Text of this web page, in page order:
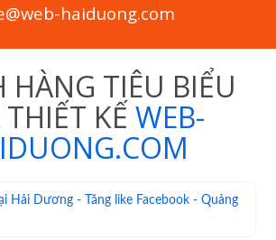
haiduong.com
HÀNG TIÊU BIỂU
KẾ WEB-